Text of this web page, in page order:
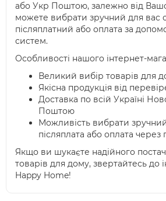
або Укр Поштою, залежно від
можете вибрати зручний для вас
післяплатний або оплата за
систем.
Особливості нашого інтернет-
Великий вибір товарів для
Якісна продукція від
Доставка по всій Україні
Поштою
Можливість вибрати
післяплата або оплата через
Якщо ви шукаєте надійного
товарів для дому, звертайтесь до
Happy Home!